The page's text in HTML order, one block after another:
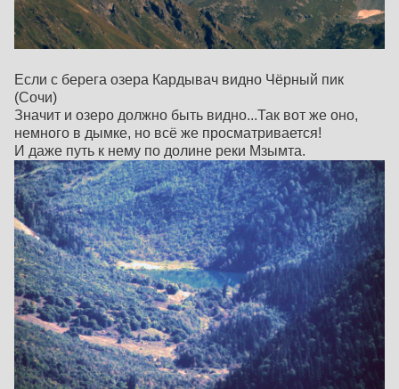
Если с берега озера Кардывач видно Чёрный пик
(Сочи)
Значит и озеро должно быть видно...Так вот же оно,
немного в дымке, но всё же просматривается!
И даже путь к нему по долине реки Мзымта.